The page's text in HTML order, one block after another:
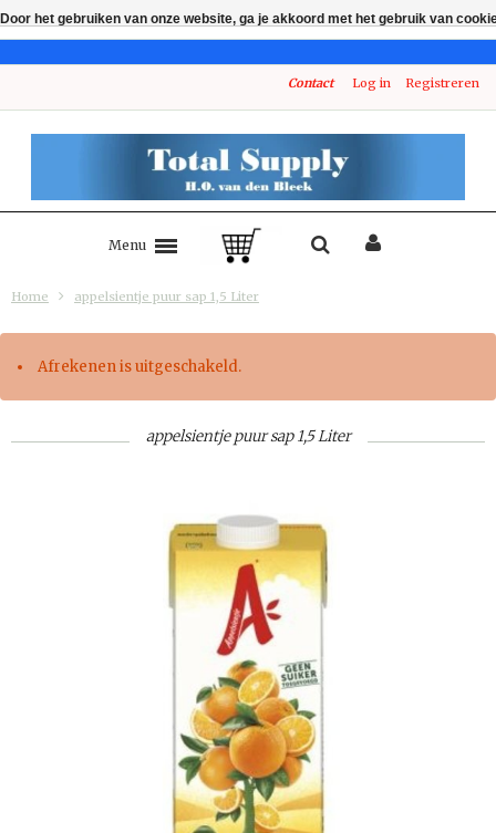
Contact Log in Registreren
Menu
Home appelsientje puur sap 1,5 Liter
Afrekenen is uitgeschakeld.
appelsientje puur sap 1,5 Liter
Door het gebruiken van onze website, ga je akkoord met het gebruik van